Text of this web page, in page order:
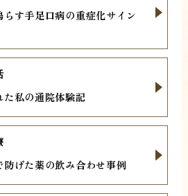
す手足口病の重症化サイン
た私の通院体験記
げた薬の飲み合わせ事例